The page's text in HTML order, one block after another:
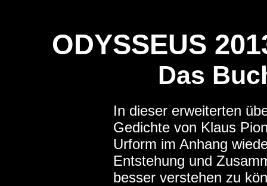
ODYSSEUS
Das
In dieser erweiterten
Gedichte von Klaus
Urform im Anhang
Entstehung und
besser verstehen zu